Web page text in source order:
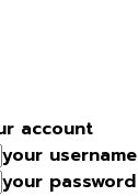
account
your username
your password